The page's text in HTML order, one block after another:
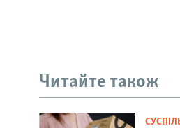
Читайте також